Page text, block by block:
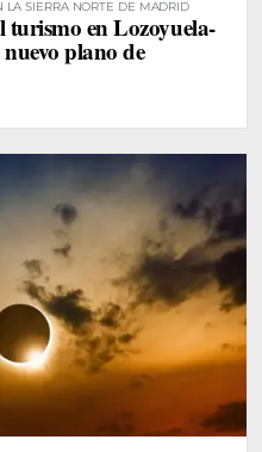
SIERRA NORTE DE MADRID
en Lozoyuela-
plano de